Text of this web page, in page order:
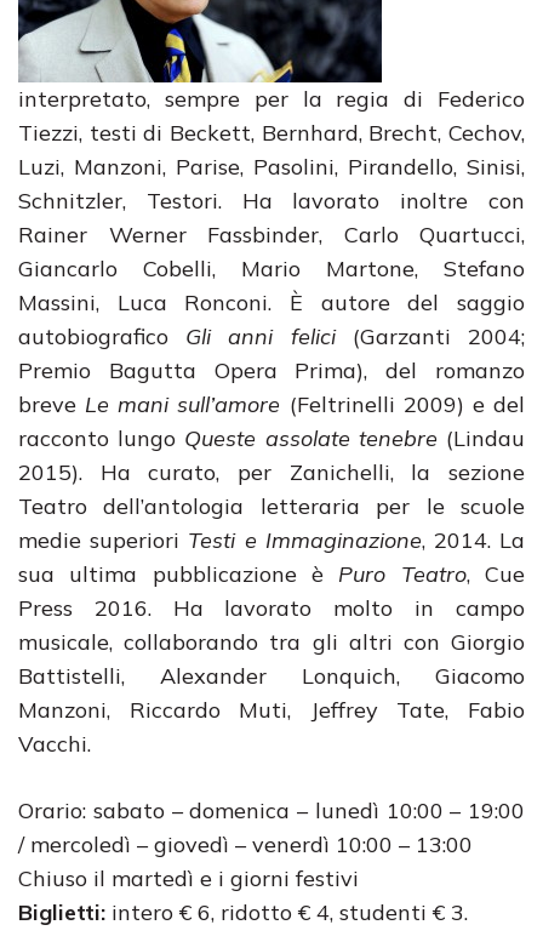
interpretato, sempre per la regia di Federico
Tiezzi, testi di Beckett, Bernhard, Brecht, Cechov,
Luzi, Manzoni, Parise, Pasolini, Pirandello, Sinisi,
Schnitzler, Testori. Ha lavorato inoltre con
Rainer Werner Fassbinder, Carlo Quartucci,
Giancarlo Cobelli, Mario Martone, Stefano
Massini, Luca Ronconi. È autore del saggio
autobiografico Gli anni felici(Garzanti 2004;
Premio Bagutta Opera Prima), del romanzo
breve Le mani sull’amore (Feltrinelli 2009) e del
racconto lungo Queste assolate tenebre (Lindau
2015). Ha curato, per Zanichelli, la sezione
Teatro dell’antologia letteraria per le scuole
medie superiori Testi e Immaginazione, 2014. La
sua ultima pubblicazione è Puro Teatro, Cue
Press 2016. Ha lavorato molto in campo
musicale, collaborando tra gli altri con Giorgio
Battistelli, Alexander Lonquich, Giacomo
Manzoni, Riccardo Muti, Jeffrey Tate, Fabio
Vacchi.
Orario: sabato – domenica – lunedì 10:00 – 19:00
/ mercoledì – giovedì – venerdì 10:00 – 13:00
Chiuso il martedì e i giorni festivi
Biglietti: intero € 6, ridotto € 4, studenti € 3.